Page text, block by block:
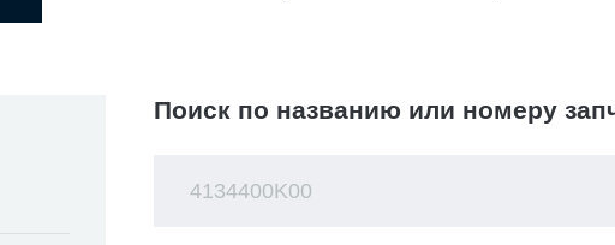
Поиск по названию или номеру